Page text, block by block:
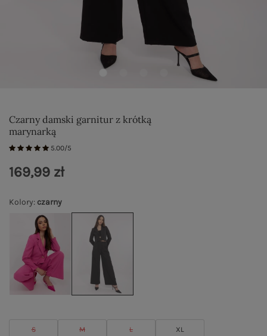
Czarny damski garnitur z krótką
marynarką
5.00/5
Kolory: czarny
S M L XL
169,99 zł